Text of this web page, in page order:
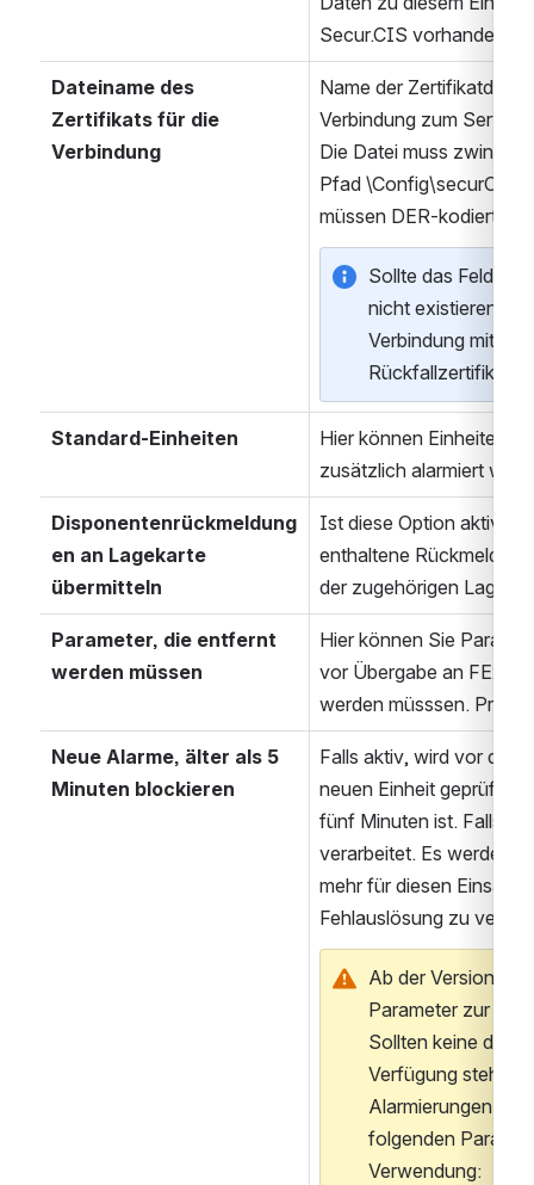
Secur.CIS vorhanden
Dateiname des
Zertifikats für die
Verbindung
Name der Zertifikatdatei
Verbindung zum Server
Die Datei muss
Pfad \Config\securCIS
müssen DER-kodiert
Sollte das Feld
nicht existieren,
Verbindung mit
Rückfallzertifikat
Standard-Einheiten
Hier können Einheiten
zusätzlich alarmiert
Disponentenrückmeldung
en an Lagekarte
übermitteln
Ist diese Option aktiv,
enthaltene
der zugehörigen
Parameter, die entfernt
werden müssen
Hier können Sie
vor Übergabe an FE2
werden müsssen. Pro
Neue Alarme, älter als 5
Minuten blockieren
Falls aktiv, wird vor der
neuen Einheit geprüft,
fünf Minuten ist. Falls
verarbeitet. Es werden
mehr für diesen Einsatz
Fehlauslösung zu
Ab der Version
Parameter zur
Sollten keine
Verfügung stehen,
Alarmierungen
folgenden
Verwendung: